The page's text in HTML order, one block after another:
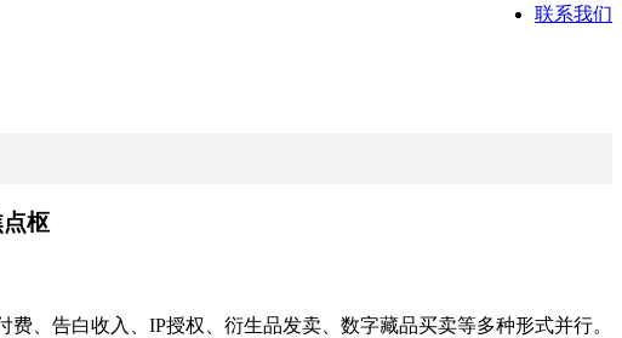
联系我们
枢
告白收入、IP授权、衍生品发卖、数字藏品买卖等多种形式并行。